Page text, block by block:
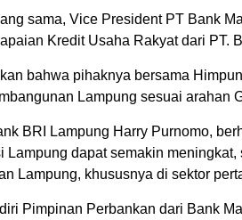
sama, Vice President PT Bank
Kredit Usaha Rakyat dari PT.
bahwa pihaknya bersama
Lampung sesuai arahan
BRI Lampung Harry Purnomo,
Lampung dapat semakin
Lampung, khususnya di sektor
Pimpinan Perbankan dari Bank